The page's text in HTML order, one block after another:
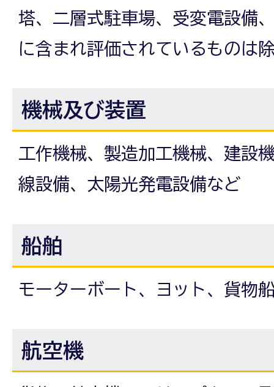
塔、二層式駐車場、受変電設備
に含まれ評価されているものは
機械及び装置
工作機械、製造加工機械、建設
線設備、太陽光発電設備など
船舶
モーターボート、ヨット、貨物
航空機